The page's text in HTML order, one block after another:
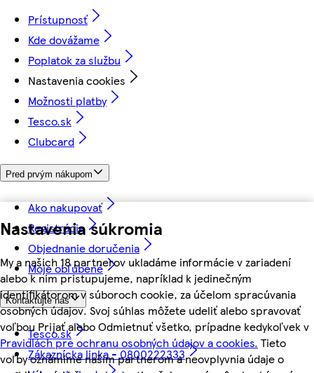
Nastavenia súkromia
My a našich 18 partnerov ukladáme informácie v zariadení
alebo k nim pristupujeme, napríklad k jedinečným
identifikátorom v súboroch cookie, za účelom spracúvania
osobných údajov. Svoj súhlas môžete udeliť alebo spravovať
voľbou Prijať alebo Odmietnuť všetko, prípadne kedykoľvek v
Pravidlách pre ochranu osobných údajov a cookies. Tieto
voľby oznámime našim partnerom a neovplyvnia údaje o
Prístupnosť
Kde dovážame
Poplatok za službu
Nastavenia cookies
Možnosti platby
Tesco.sk
Clubcard
Pred prvým nákupom
Ako nakupovať
Registrácia
Objednanie doručenia
Moje obľúbené
Kontaktujte nás
Tesco.sk
Zákaznícka linka - 0800222333